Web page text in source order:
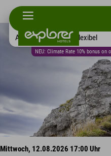
NEU: Climate Rate 10% bonus
Alle Hotels Flexibel
Mittwoch, 12.08.2026 17:00 Uhr